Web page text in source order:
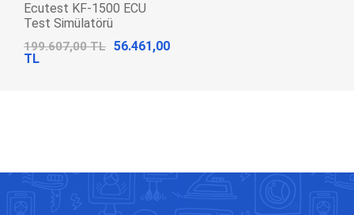
Ecutest KF-1500 ECU
Test Simülatörü
199.607,00 TL 56.461,00
TL